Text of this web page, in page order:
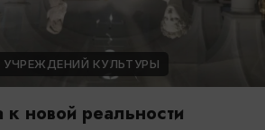
КУЛЬТУРЫ
новой реальности